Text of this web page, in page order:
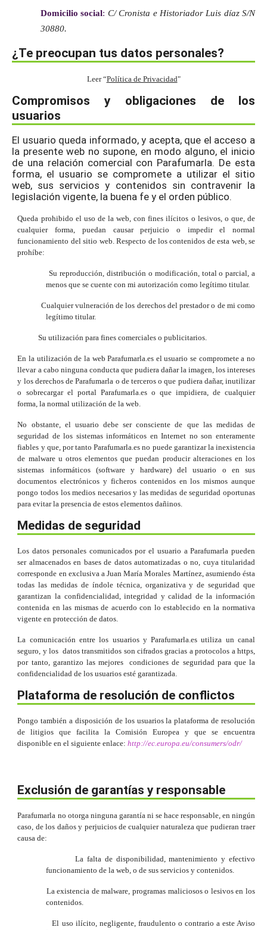
Domicilio social: C/ Cronista e Historiador Luis díaz S/N
30880.
¿Te preocupan tus datos personales?
Leer “Política de Privacidad"
Compromisos y obligaciones de los
usuarios
El usuario queda informado, y acepta, que el acceso a
la presente web no supone, en modo alguno, el inicio
de una relación comercial con Parafumarla. De esta
forma, el usuario se compromete a utilizar el sitio
web, sus servicios y contenidos sin contravenir la
legislación vigente, la buena fe y el orden público.
Queda prohibido el uso de la web, con fines ilícitos o lesivos, o que, de
cualquier forma, puedan causar perjuicio o impedir el normal
funcionamiento del sitio web. Respecto de los contenidos de esta web, se
prohíbe:
Su reproducción, distribución o modificación, total o parcial, a
menos que se cuente con mi autorización como legítimo titular.
Cualquier vulneración de los derechos del prestador o de mi como
legítimo titular.
Su utilización para fines comerciales o publicitarios.
En la utilización de la web Parafumarla.es el usuario se compromete a no
llevar a cabo ninguna conducta que pudiera dañar la imagen, los intereses
y los derechos de Parafumarla o de terceros o que pudiera dañar, inutilizar
o sobrecargar el portal Parafumarla.es o que impidiera, de cualquier
forma, la normal utilización de la web.
No obstante, el usuario debe ser consciente de que las medidas de
seguridad de los sistemas informáticos en Internet no son enteramente
fiables y que, por tanto Parafumarla.es no puede garantizar la inexistencia
de malware u otros elementos que puedan producir alteraciones en los
sistemas informáticos (software y hardware) del usuario o en sus
documentos electrónicos y ficheros contenidos en los mismos aunque
pongo todos los medios necesarios y las medidas de seguridad oportunas
para evitar la presencia de estos elementos dañinos.
Medidas de seguridad
Los datos personales comunicados por el usuario a Parafumarla pueden
ser almacenados en bases de datos automatizadas o no, cuya titularidad
corresponde en exclusiva a Juan María Morales Martínez, asumiendo ésta
todas las medidas de índole técnica, organizativa y de seguridad que
garantizan la confidencialidad, integridad y calidad de la información
contenida en las mismas de acuerdo con lo establecido en la normativa
vigente en protección de datos.
La comunicación entre los usuarios y Parafumarla.es utiliza un canal
seguro, y los datos transmitidos son cifrados gracias a protocolos a https,
por tanto, garantizo las mejores condiciones de seguridad para que la
confidencialidad de los usuarios esté garantizada.
Plataforma de resolución de conflictos
Pongo también a disposición de los usuarios la plataforma de resolución
de litigios que facilita la Comisión Europea y que se encuentra
disponible en el siguiente enlace: http://ec.europa.eu/consumers/odr/
Exclusión de garantías y responsable
Parafumarla no otorga ninguna garantía ni se hace responsable, en ningún
caso, de los daños y perjuicios de cualquier naturaleza que pudieran traer
causa de:
La falta de disponibilidad, mantenimiento y efectivo
funcionamiento de la web, o de sus servicios y contenidos.
La existencia de malware, programas maliciosos o lesivos en los
contenidos.
El uso ilícito, negligente, fraudulento o contrario a este Aviso